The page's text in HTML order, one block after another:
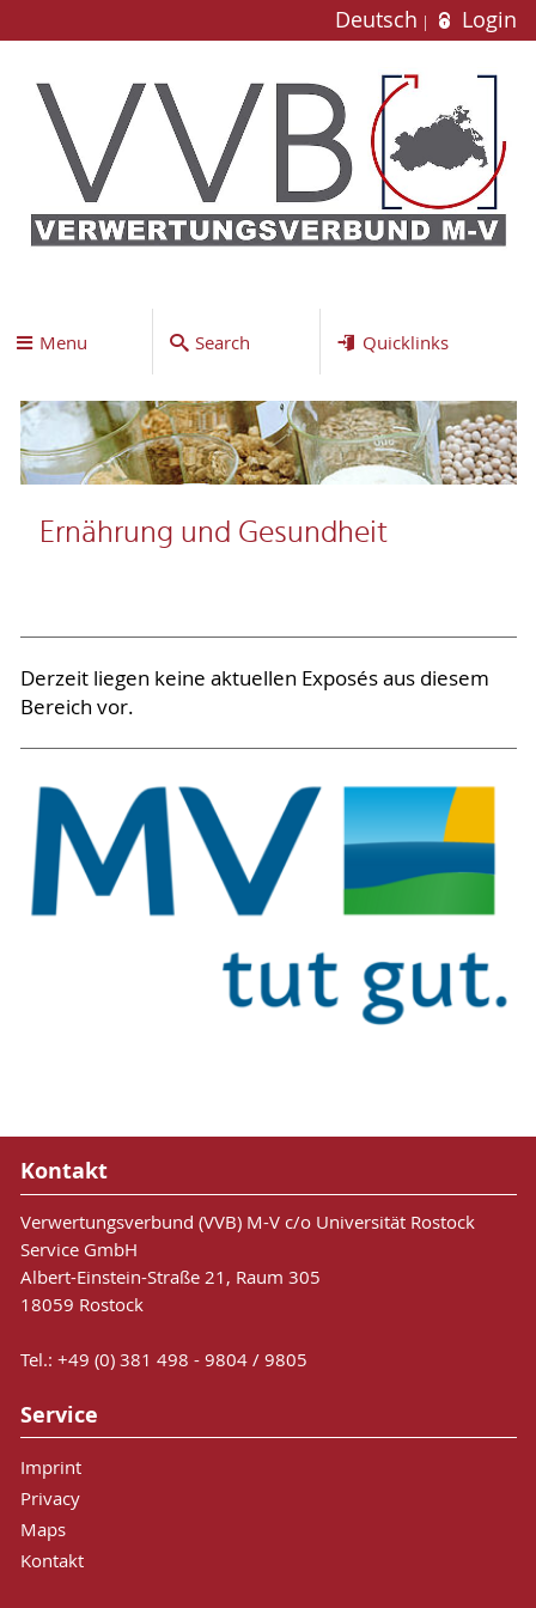
Deutsch Login
Menu Search Quicklinks
Ernährung und Gesundheit
Derzeit liegen keine aktuellen Exposés aus diesem
Bereich vor.
Kontakt
Verwertungsverbund (VVB) M-V c/o Universität Rostock
Service GmbH
Albert-Einstein-Straße 21, Raum 305
18059 Rostock
Tel.: +49 (0) 381 498 - 9804 / 9805
Service
Imprint
Privacy
Maps
Kontakt